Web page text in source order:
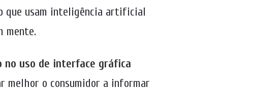
que usam inteligência artificial
mente.
no uso de interface gráfica
melhor o consumidor a informar